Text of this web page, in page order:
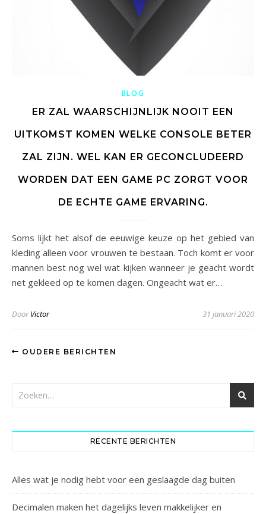
BLOG
ER ZAL WAARSCHIJNLIJK NOOIT EEN
UITKOMST KOMEN WELKE CONSOLE BETER
ZAL ZIJN. WEL KAN ER GECONCLUDEERD
WORDEN DAT EEN GAME PC ZORGT VOOR
DE ECHTE GAME ERVARING.
Soms lijkt het alsof de eeuwige keuze op het gebied van
kleding alleen voor vrouwen te bestaan. Toch komt er voor
mannen best nog wel wat kijken wanneer je geacht wordt
net gekleed op te komen dagen. Ongeacht wat er…
DoorVictor 31 januari 2020
OUDERE BERICHTEN
RECENTE BERICHTEN
Alles wat je nodig hebt voor een geslaagde dag buiten
Decimalen maken het dagelijks leven makkelijker en